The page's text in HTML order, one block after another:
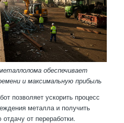
обеспечивает
и максимальную прибыль
позволяет ускорить процесс
металла и получить
от переработки.